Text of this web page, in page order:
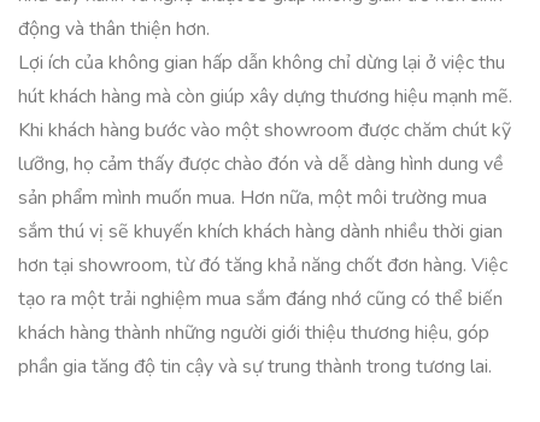
động và thân thiện hơn.
Lợi ích của không gian hấp dẫn không chỉ dừng lại ở việc thu
hút khách hàng mà còn giúp xây dựng thương hiệu mạnh mẽ.
Khi khách hàng bước vào một showroom được chăm chút kỹ
lưỡng, họ cảm thấy được chào đón và dễ dàng hình dung về
sản phẩm mình muốn mua. Hơn nữa, một môi trường mua
sắm thú vị sẽ khuyến khích khách hàng dành nhiều thời gian
hơn tại showroom, từ đó tăng khả năng chốt đơn hàng. Việc
tạo ra một trải nghiệm mua sắm đáng nhớ cũng có thể biến
khách hàng thành những người giới thiệu thương hiệu, góp
phần gia tăng độ tin cậy và sự trung thành trong tương lai.